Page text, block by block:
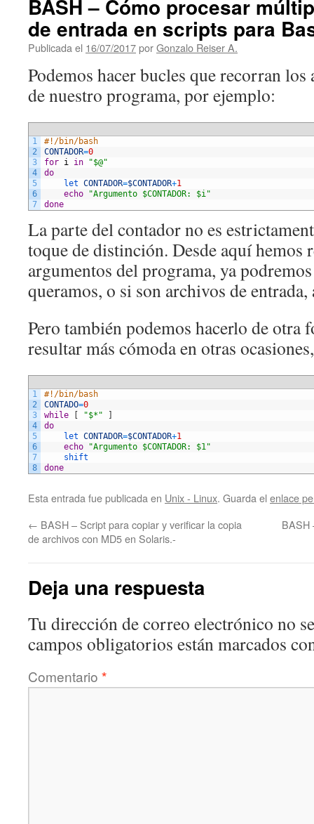
BASH – Cómo procesar
de entrada en scripts para
Publicada el 16/07/2017porGonzalo Reiser A.
Podemos hacer bucles que recorran los
de nuestro programa, por ejemplo:
1
2
3
4
5
6
7
#!/bin/bash
CONTADOR=0
for i in
"$@"
do
let CONTADOR=$CONTADOR+1
echo
"Argumento $CONTADOR: $i"
done
La parte del contador no es
toque de distinción. Desde aquí hemos
argumentos del programa, ya
queramos, o si son archivos de
Pero también podemos hacerlo de otra
resultar más cómoda en otras
1
2
3
4
5
6
7
8
#!/bin/bash
CONTADO=0
while
"$*"
do
let CONTADOR=$CONTADOR+1
echo
"Argumento $CONTADOR: $1"
shift
done
Esta entrada fue publicada en Unix - Linux. Guarda el enlace
← BASH – Script para copiar y verificar la copia
de archivos con MD5 en Solaris.-
BASH
Deja una respuesta
Tu dirección de correo electrónico no
campos obligatorios están marcados
Comentario *